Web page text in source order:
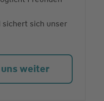
sichert sich unser
weiter